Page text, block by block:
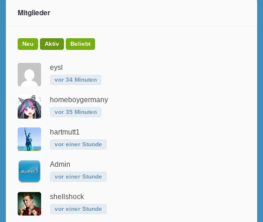
Mitglieder
Neu Aktiv Beliebt
eysl
vor 34 Minuten
homeboygermany
vor 35 Minuten
hartmutt1
vor einer Stunde
Admin
vor einer Stunde
shellshock
vor einer Stunde